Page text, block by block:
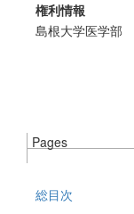
権利情報
島根大学医学部
Pages
総目次